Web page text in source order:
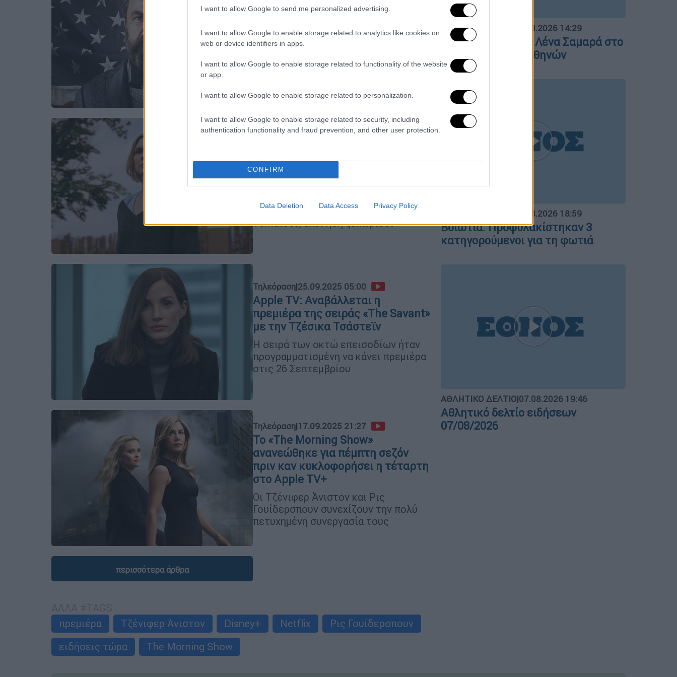
I want to allow Google to send me personalized advertising.
I want to allow Google to enable storage related to analytics like cookies on
web or device identifiers in apps.
I want to allow Google to enable storage related to functionality of the website
or app.
I want to allow Google to enable storage related to personalization.
I want to allow Google to enable storage related to security, including
authentication functionality and fraud prevention, and other user protection.
CONFIRM
Data Deletion Data Access Privacy Policy
Εσύ τις έχεις δει; Αυτές είναι οι 5
σειρές που σαρώνουν παγκοσμίως
στις συνδρομητικές πλατφόρμες
2 δις. λεπτά θέασης σε μία εβδομάδα!
δημιουργού του «Breaking Bad»
που κλέβει τις εντυπώσεις στο
Με ποσοστό 100% στο Rotten
Tomatoes, έχει ήδη ξεχωρίσει
Τηλεόραση|25.09.2025 05:00
Apple TV: Αναβάλλεται η
πρεμιέρα της σειράς «The Savant»
με την Τζέσικα Τσάστεϊν
Η σειρά των οκτώ επεισοδίων ήταν
προγραμματισμένη να κάνει πρεμιέρα
στις 26 Σεπτεμβρίου
Τηλεόραση|17.09.2025 21:27
Το «The Morning Show»
ανανεώθηκε για πέμπτη σεζόν
πριν καν κυκλοφορήσει η τέταρτη
στο Apple TV+
Οι Τζένιφερ Άνιστον και Ρις
Γουίδερσπουν συνεχίζουν την πολύ
πετυχημένη συνεργασία τους
περισσότερα άρθρα
πρεμιέρα
Τζένιφερ Άνιστον Disney+ Netflix
Ρις Γουίδερσπουν
ειδήσεις τώρα
The Morning Show